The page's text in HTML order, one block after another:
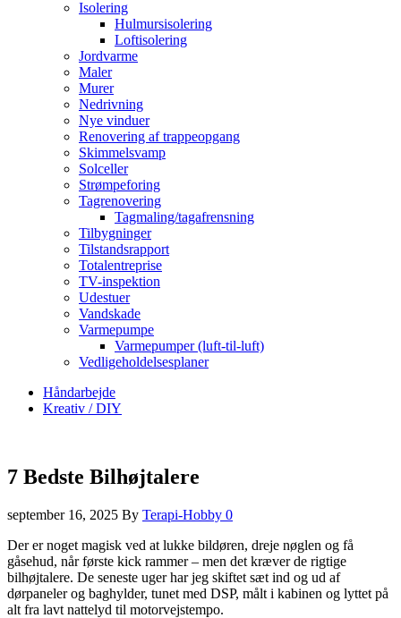
Isolering
Hulmursisolering
Loftisolering
Jordvarme
Maler
Murer
Nedrivning
Nye vinduer
Renovering af trappeopgang
Skimmelsvamp
Solceller
Strømpeforing
Tagrenovering
Tagmaling/tagafrensning
Tilbygninger
Tilstandsrapport
Totalentreprise
TV-inspektion
Udestuer
Vandskade
Varmepumpe
Varmepumper (luft-til-luft)
Vedligeholdelsesplaner
Håndarbejde
Kreativ / DIY
7 Bedste Bilhøjtalere
september 16, 2025 By Terapi-Hobby 0
Der er noget magisk ved at lukke bildøren, dreje nøglen og få
gåsehud, når første kick rammer – men det kræver de rigtige
bilhøjtalere. De seneste uger har jeg skiftet sæt ind og ud af
dørpaneler og baghylder, tunet med DSP, målt i kabinen og lyttet på
alt fra lavt nattelyd til motorvejstempo.